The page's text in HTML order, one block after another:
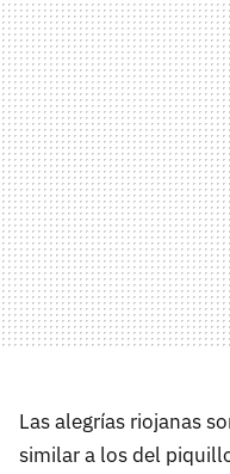
Las alegrías riojanas
similar a los del